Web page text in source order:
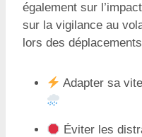
également sur
sur la vigilance au
lors des
Adapter sa
Éviter les